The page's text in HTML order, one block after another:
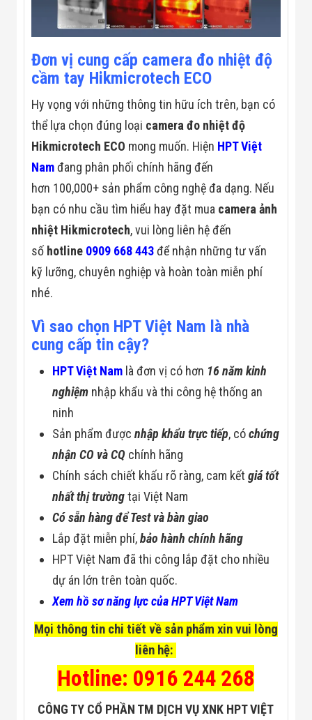
Đơn vị cung cấp camera đo nhiệt độ
cầm tay Hikmicrotech ECO
Hy vọng với những thông tin hữu ích trên, bạn có
thể lựa chọn đúng loại camera đo nhiệt độ
Hikmicrotech ECO mong muốn. Hiện HPT Việt
Namđang phân phối chính hãng đến
hơn 100,000+ sản phẩm công nghệ đa dạng. Nếu
bạn có nhu cầu tìm hiểu hay đặt mua camera ảnh
nhiệt Hikmicrotech, vui lòng liên hệ đến
số hotline 0909 668 443để nhận những tư vấn
kỹ lưỡng, chuyên nghiệp và hoàn toàn miễn phí
nhé.
Vì sao chọn HPT Việt Nam là nhà
cung cấp tin cậy?
HPT Việt Nam là đơn vị có hơn 16 năm kinh
nghiệm nhập khẩu và thi công hệ thống an
ninh
Sản phẩm đượcnhập khẩu trực tiếp, cóchứng
nhận CO và CQ chính hãng
Chính sách chiết khấu rõ ràng, cam kếtgiá tốt
nhất thị trườngtại Việt Nam
Có sẵn hàng để Test và bàn giao
Lắp đặt miễn phí,bảo hành chính hãng
HPT Việt Nam đã thi công lắp đặt cho nhiều
dự án lớn trên toàn quốc.
Xem hồ sơ năng lực của HPT Việt Nam
Mọi thông tin chi tiết về sản phẩm xin vui lòng
liên hệ:
Hotline: 0916 244 268
CÔNG TY CỔ PHẦN TM DỊCH VỤ XNK HPT VIỆT